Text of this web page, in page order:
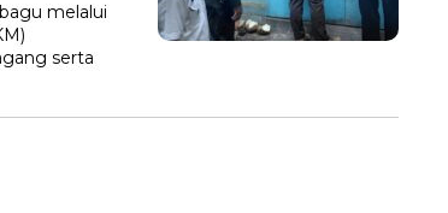
melalui
serta